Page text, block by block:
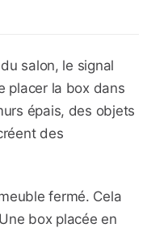
salon, le signal
placer la box dans
épais, des objets
des
fermé. Cela
box placée en